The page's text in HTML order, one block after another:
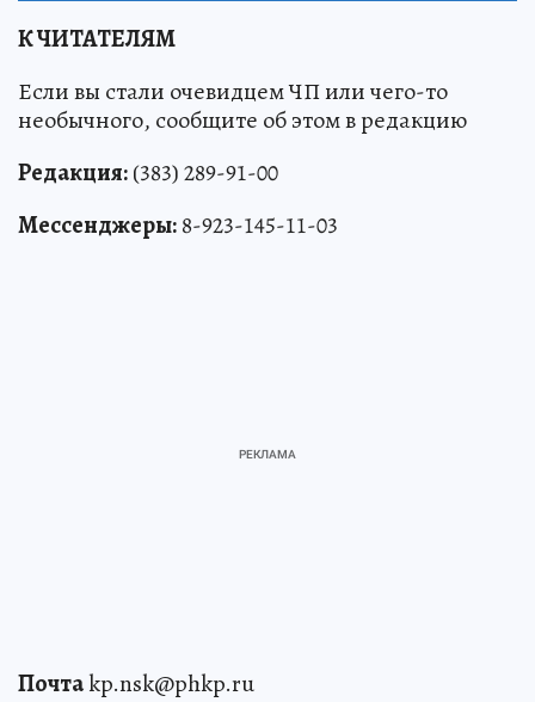
К ЧИТАТЕЛЯМ
Если вы стали очевидцем ЧП или чего-то
необычного, сообщите об этом в редакцию
Редакция:(383) 289-91-00
Мессенджеры:8-923-145-11-03
Почтаkp.nsk@phkp.ru